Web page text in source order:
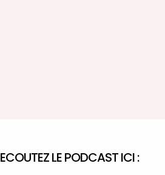
ECOUTEZ LE PODCAST ICI :